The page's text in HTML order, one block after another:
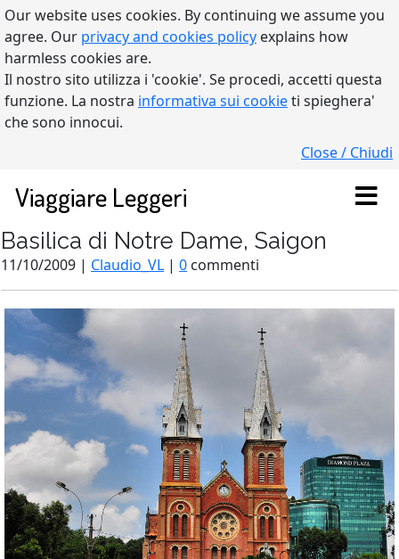
Our website uses cookies. By continuing we assume you
agree. Our privacy and cookies policy explains how
harmless cookies are.
Il nostro sito utilizza i 'cookie'. Se procedi, accetti questa
funzione. La nostra informativa sui cookieti spieghera'
che sono innocui.
Close / Chiudi
Viaggiare Leggeri
Basilica di Notre Dame, Saigon
11/10/2009 | Claudio_VL | 0 commenti